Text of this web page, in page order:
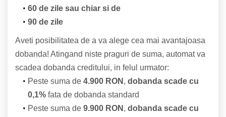
60 de zile sau chiar si de
90 de zile
Aveti posibilitatea de a va alege cea mai avantajoasa
dobanda! Atingand niste praguri de suma, automat va
scadea dobanda creditului, in felul urmator:
Peste suma de 4.900 RON , dobanda scade cu
0,1% fata de dobanda standard
Peste suma de 9.900 RON , dobanda scade cu